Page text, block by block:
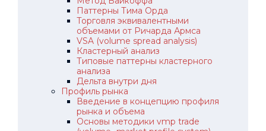
Паттерны Тима Орда
Торговля эквивалентными
объемами от Ричарда Армса
VSA (volume spread analysis)
Кластерный анализ
Типовые паттерны кластерного
анализа
Дельта внутри дня
Профиль рынка
Введение в концепцию профиля
рынка и объема
Основы методики vmp trade